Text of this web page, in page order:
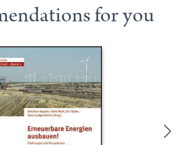
for you